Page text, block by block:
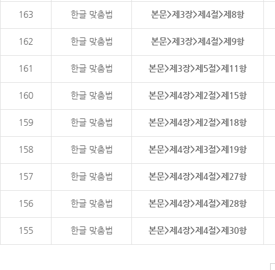
163 한글 맞춤법 본문>제3장>제4절>제8항
162 한글 맞춤법 본문>제3장>제4절>제9항
161 한글 맞춤법 본문>제3장>제5절>제11항
160 한글 맞춤법 본문>제4장>제2절>제15항
159 한글 맞춤법 본문>제4장>제2절>제18항
158 한글 맞춤법 본문>제4장>제3절>제19항
157 한글 맞춤법 본문>제4장>제4절>제27항
156 한글 맞춤법 본문>제4장>제4절>제28항
155 한글 맞춤법 본문>제4장>제4절>제30항